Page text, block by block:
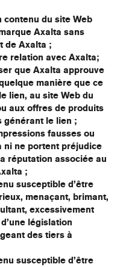
contenu du site Web
Axalta sans
de Axalta ;
relation avec Axalta;
que Axalta approuve
manière que ce
lien, au site Web du
aux offres de produits
générant le lien ;
fausses ou
ni ne portent préjudice
réputation associée au
;
susceptible d’être
menaçant, brimant,
excessivement
législation
des tiers à
susceptible d’être